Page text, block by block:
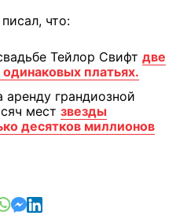
писал, что:
Тейлор Свифт две
платьях.
аренду грандиозной
мест звезды
десятков миллионов
в Telegram
в Facebook
в Xв Viber
отправить в Whatsapp
отправить в Messenger
отправить в LinkedIn